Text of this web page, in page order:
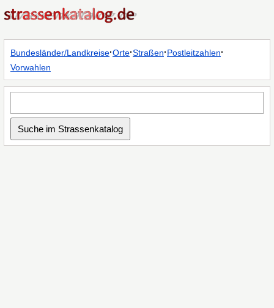
Bundesländer/Landkreise·Orte·Straßen·Postleitzahlen·
Vorwahlen